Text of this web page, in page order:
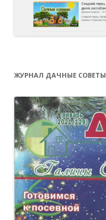
ЖУРНАЛ ДАЧНЫЕ СОВЕТЫ